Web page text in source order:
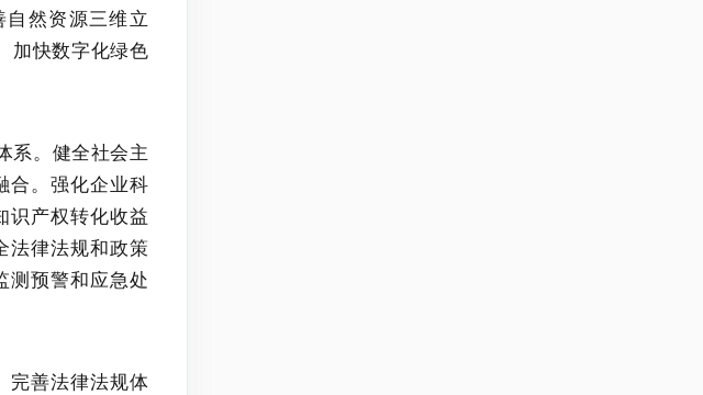
然资源三维立
加快数字化绿色
系。健全社会主
合。强化企业科
识产权转化收益
法律法规和政策
测预警和应急处
完善法律法规体